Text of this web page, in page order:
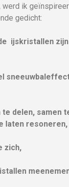
werd ik
gedicht:
ijskristallen
te delen, samen
laten resoneren,
zich,